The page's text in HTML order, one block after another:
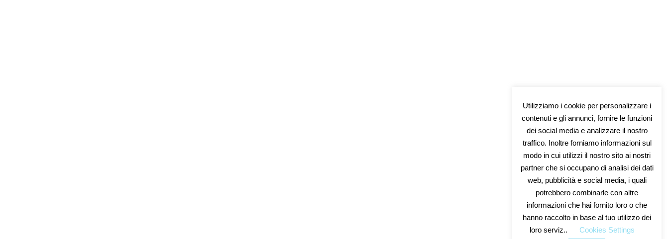
Utilizziamo i cookie per personalizzare i
contenuti e gli annunci, fornire le funzioni
dei social media e analizzare il nostro
traffico. Inoltre forniamo informazioni sul
modo in cui utilizzi il nostro sito ai nostri
partner che si occupano di analisi dei dati
web, pubblicità e social media, i quali
potrebbero combinarle con altre
informazioni che hai fornito loro o che
hanno raccolto in base al tuo utilizzo dei
loro serviz..
Cookies Settings